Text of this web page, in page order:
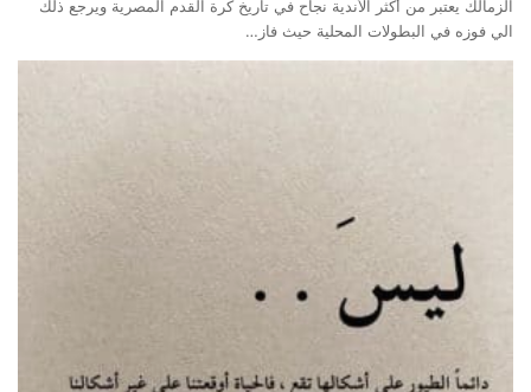
الزمالك يعتبر من أكثر الأندية نجاح في تاريخ كرة القدم المصرية ويرجع ذلك
الي فوزه في البطولات المحلية حيث فاز…